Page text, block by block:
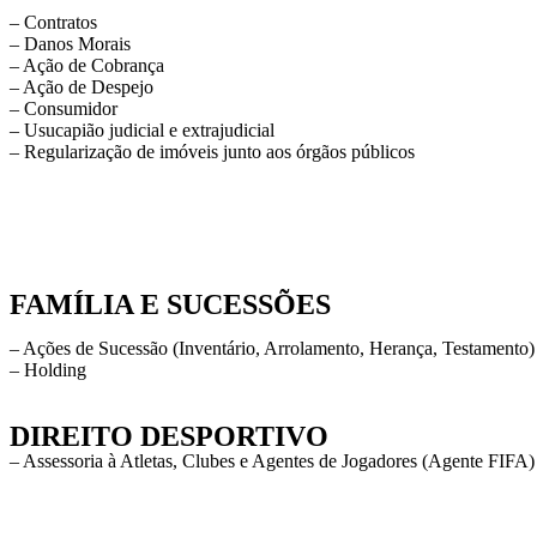
– Contratos
– Danos Morais
– Ação de Cobrança
– Ação de Despejo
– Consumidor
– Usucapião judicial e extrajudicial
– Regularização de imóveis junto aos órgãos públicos
FAMÍLIA E SUCESSÕES
– Ações de Sucessão (Inventário, Arrolamento, Herança, Testamento)
– Holding
DIREITO DESPORTIVO
– Assessoria à Atletas, Clubes e Agentes de Jogadores (Agente FIFA)